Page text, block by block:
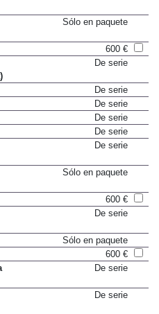
Sólo en paquete
600 €
De serie
De serie
De serie
De serie
De serie
De serie
Sólo en paquete
600 €
De serie
Sólo en paquete
600 €
De serie
De serie